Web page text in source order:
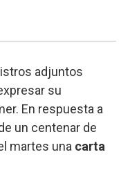
adjuntos
su
En respuesta a
un centenar de
martes una carta